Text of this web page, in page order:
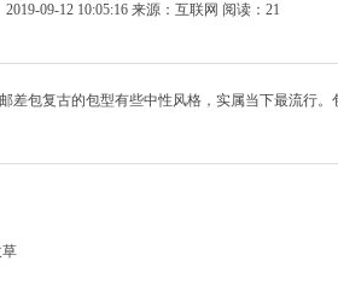
2019-09-12 10:05:16 来源：互联网 阅读：21
邮差包复古的包型有些中性风格，实属当下最流行